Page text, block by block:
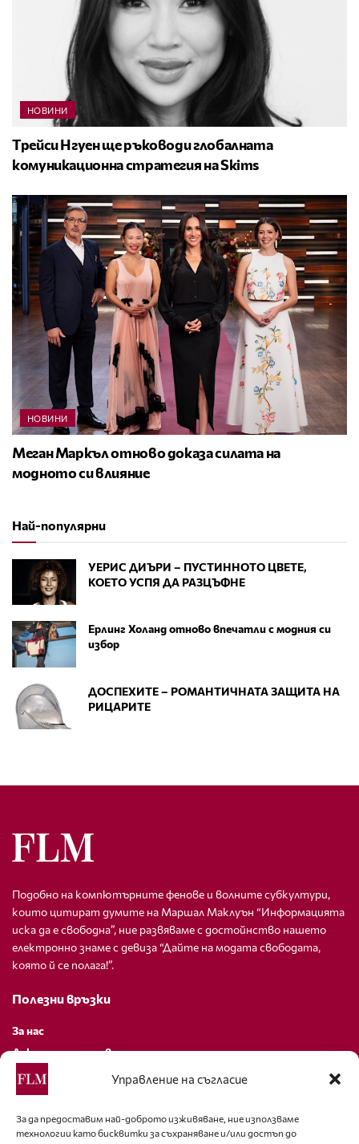
Управление на съгласие
За да предоставим най-доброто изживяване, ние използваме
технологии като бисквитки за съхраняване и/или достъп до
НОВИНИ
Трейси Нгуен ще ръководи глобалната
комуникационна стратегия на Skims
НОВИНИ
Меган Маркъл отново доказа силата на
модното си влияние
Най-популярни
УЕРИС ДИЪРИ – ПУСТИННОТО ЦВЕТЕ,
КОЕТО УСПЯ ДА РАЗЦЪФНЕ
Ерлинг Холанд отново впечатли с модния си
избор
ДОСПЕХИТЕ – РОМАНТИЧНАТА ЗАЩИТА НА
РИЦАРИТЕ
Подобно на компютърните фенове и волните субкултури,
които цитират думите на Маршал Маклуън “Информацията
иска да е свободна”, ние развяваме с достойнство нашето
електронно знаме с девиза “Дайте на модата свободата,
която й се полага!”.
Полезни връзки
За нас
Декларация за поверителност
Политика за бисквитки
За контакти